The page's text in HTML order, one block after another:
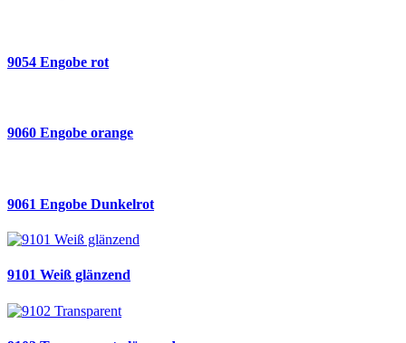
9054 Engobe rot
9060 Engobe orange
9061 Engobe Dunkelrot
9101 Weiß glänzend